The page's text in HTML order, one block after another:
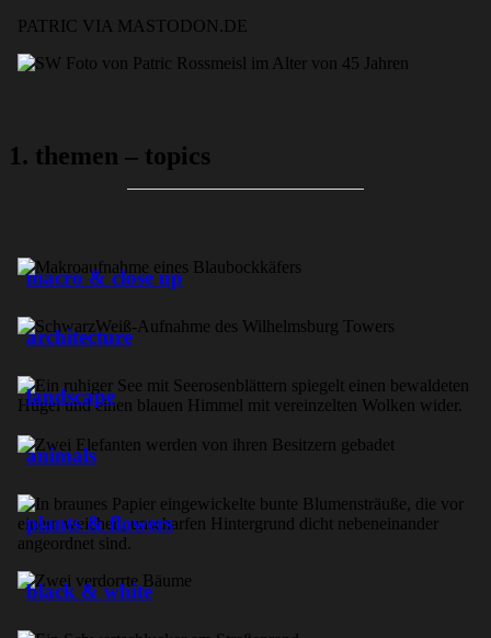
PATRIC VIA MASTODON.DE
1. themen – topics
macro & close up
architecture
landscape
animals
plants & flowers
black & white